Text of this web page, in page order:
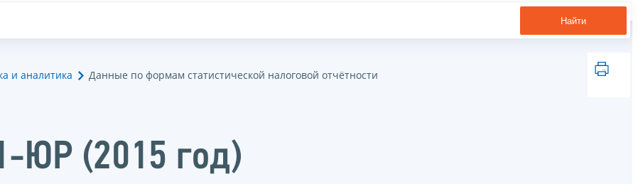
Найти
и аналитика Данные по формам статистической налоговой отчётности
ЮР (2015 год)